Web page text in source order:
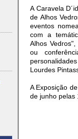
A Caravela
de Alhos
eventos
com a
Alhos
ou
Lourdes
A Exposição
de junho pelas